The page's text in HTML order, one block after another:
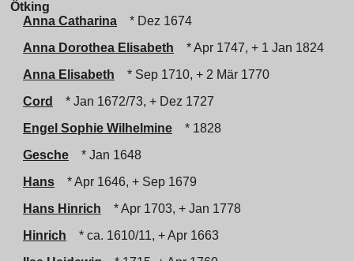
Ötking
Anna Catharina
* Dez 1674
Anna Dorothea Elisabeth
* Apr 1747, + 1 Jan 1824
Anna Elisabeth
* Sep 1710, + 2 Mär 1770
Cord
* Jan 1672/73, + Dez 1727
Engel Sophie Wilhelmine
* 1828
Gesche
* Jan 1648
Hans
* Apr 1646, + Sep 1679
Hans Hinrich
* Apr 1703, + Jan 1778
Hinrich
* ca. 1610/11, + Apr 1663